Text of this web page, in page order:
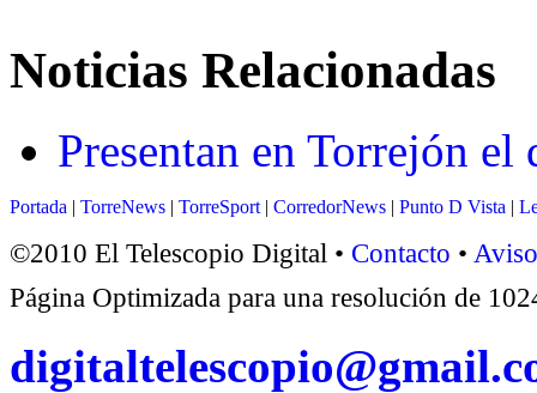
Noticias Relacionadas
Presentan en Torrejón
Portada | TorreNews | TorreSport | CorredorNews | Punto D Vista |
©2010 El Telescopio Digital • Contacto •
Página Optimizada para una resolución de